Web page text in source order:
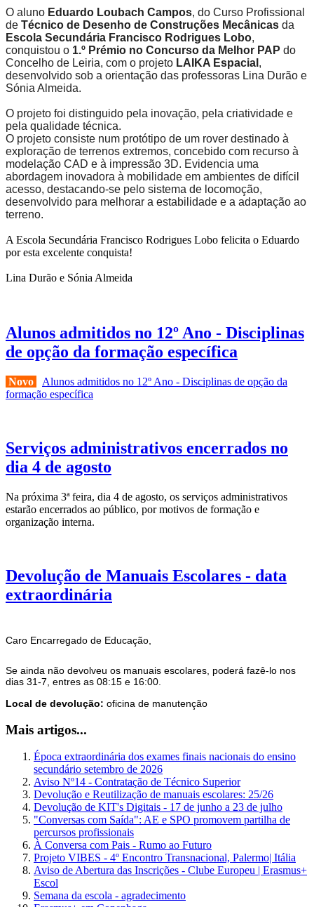
O aluno Eduardo Loubach Campos, do Curso Profissional
de Técnico de Desenho de Construções Mecânicas da
Escola Secundária Francisco Rodrigues Lobo,
conquistou o 1.º Prémio no Concurso da Melhor PAP do
Concelho de Leiria, com o projeto LAIKA Espacial ,
desenvolvido sob a orientação das professoras Lina Durão e
Sónia Almeida.
O projeto foi distinguido pela inovação, pela criatividade e
pela qualidade técnica.
O projeto consiste num protótipo de um rover destinado à
exploração de terrenos extremos, concebido com recurso à
modelação CAD e à impressão 3D. Evidencia uma
abordagem inovadora à mobilidade em ambientes de difícil
acesso, destacando-se pelo sistema de locomoção,
desenvolvido para melhorar a estabilidade e a adaptação ao
terreno.
A Escola Secundária Francisco Rodrigues Lobo felicita o Eduardo
por esta excelente conquista!
Lina Durão e Sónia Almeida
Alunos admitidos no 12º Ano - Disciplinas
de opção da formação específica
Novo
Alunos admitidos no 12º Ano - Disciplinas de opção da
formação específica
Serviços administrativos encerrados no
dia 4 de agosto
Na próxima 3ª feira, dia 4 de agosto, os serviços administrativos
estarão encerrados ao público, por motivos de formação e
organização interna.
Devolução de Manuais Escolares - data
extraordinária
Caro Encarregado de Educação,
Se ainda não devolveu os manuais escolares, poderá fazê-lo nos
dias 31-7, entres as 08:15 e 16:00.
Local de devolução: oficina de manutenção
Mais artigos...
Época extraordinária dos exames finais nacionais do ensino
secundário setembro de 2026
Aviso Nº14 - Contratação de Técnico Superior
Devolução e Reutilização de manuais escolares: 25/26
Devolução de KIT's Digitais - 17 de junho a 23 de julho
"Conversas com Saída": AE e SPO promovem partilha de
percursos profissionais
À Conversa com Pais - Rumo ao Futuro
Projeto VIBES - 4º Encontro Transnacional, Palermo| Itália
Aviso de Abertura das Inscrições - Clube Europeu | Erasmus+
Escol
Semana da escola - agradecimento